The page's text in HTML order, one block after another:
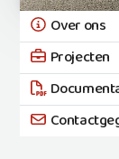
Over ons
Projecten